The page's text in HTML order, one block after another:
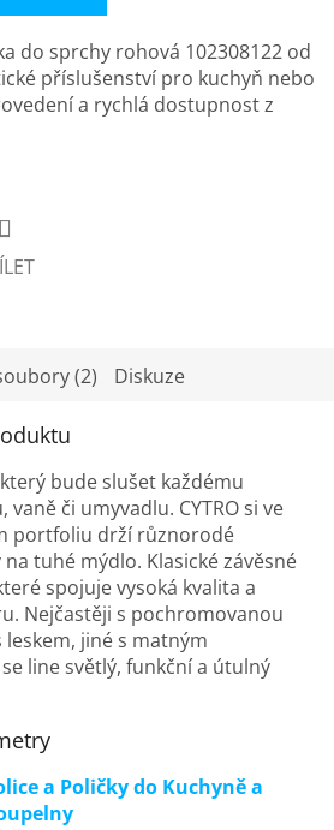
do sprchy rohová 102308122 od
příslušenství pro kuchyň nebo
a rychlá dostupnost z
(2) Diskuze
bude slušet každému
či umyvadlu. CYTRO si ve
portfoliu drží různorodé
tuhé mýdlo. Klasické závěsné
spojuje vysoká kvalita a
Nejčastěji s pochromovanou
jiné s matným
line světlý, funkční a útulný
a Poličky do Kuchyně a